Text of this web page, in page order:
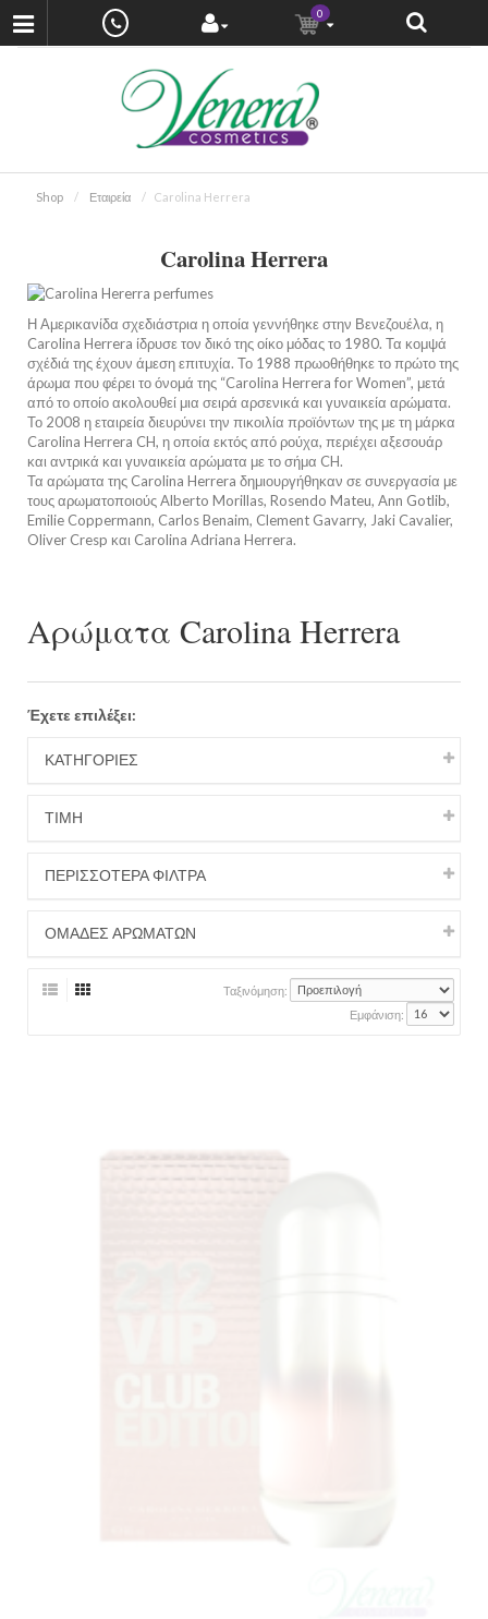
0
Shop Εταιρεία Carolina Herrera
Carolina Herrera
Η Αμερικανίδα σχεδιάστρια η οποία γεννήθηκε στην Βενεζουέλα, η
Carolina Herrera ίδρυσε τον δικό της οίκο μόδας το 1980. Τα κομψά
σχέδιά της έχουν άμεση επιτυχία. Το 1988 πρωοθήθηκε το πρώτο της
άρωμα που φέρει το όνομά της “Carolina Herrera for Women”, μετά
από το οποίο ακολουθεί μια σειρά αρσενικά και γυναικεία αρώματα.
Το 2008 η εταιρεία διευρύνει την πικοιλία προϊόντων της με τη μάρκα
Carolina Herrera CH, η οποία εκτός από ρούχα, περιέχει αξεσουάρ
και αντρικά και γυναικεία αρώματα με το σήμα CH.
Τα αρώματα της Carolina Herrera δημιουργήθηκαν σε συνεργασία με
τους αρωματοποιούς Alberto Morillas, Rosendo Mateu, Ann Gotlib,
Emilie Coppermann, Carlos Benaim, Clement Gavarry, Jaki Cavalier,
Oliver Cresp και Carolina Adriana Herrera.
Αρώματα Carolina Herrera
Έχετε επιλέξει:
ΚΑΤΗΓΟΡΙΕΣ
ΤΙΜΉ
ΠΕΡΙΣΣΟΤΕΡΑ ΦΙΛΤΡΑ
ΟΜΑΔΕΣ ΑΡΩΜΑΤΩΝ
Ταξινόμηση:
Εμφάνιση: